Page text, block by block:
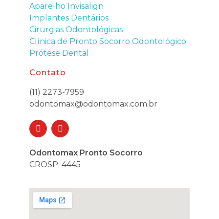
Aparelho Invisalign
Implantes Dentários
Cirurgias Odontológicas
Clínica de Pronto Socorro Odontológico
Prótese Dental
Contato
(11) 2273-7959
odontomax@odontomax.com.br
Odontomax Pronto Socorro
CROSP: 4445